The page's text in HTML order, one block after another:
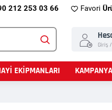
212 253 03 66 Favori
Giriş
EKİPMANLARI